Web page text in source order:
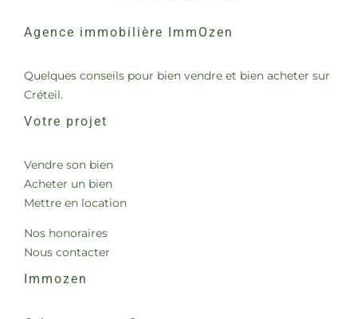
Agence immobilière ImmOzen
Quelques conseils pour bien vendre et bien acheter sur
Créteil.
Votre projet
Vendre son bien
Acheter un bien
Mettre en location
Nos honoraires
Nous contacter
Immozen